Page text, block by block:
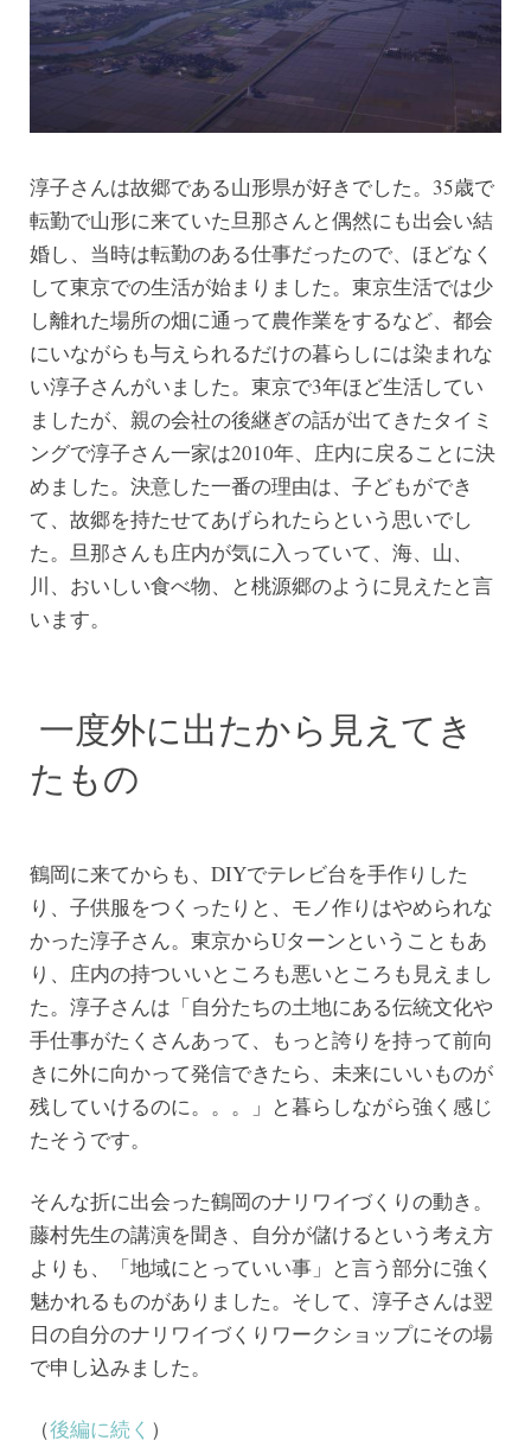
淳子さんは故郷である山形県が好きでした。35歳で
転勤で山形に来ていた旦那さんと偶然にも出会い結
婚し、当時は転勤のある仕事だったので、ほどなく
して東京での生活が始まりました。東京生活では少
し離れた場所の畑に通って農作業をするなど、都会
にいながらも与えられるだけの暮らしには染まれな
い淳子さんがいました。東京で3年ほど生活してい
ましたが、親の会社の後継ぎの話が出てきたタイミ
ングで淳子さん一家は2010年、庄内に戻ることに決
めました。決意した一番の理由は、子どもができ
て、故郷を持たせてあげられたらという思いでし
た。旦那さんも庄内が気に入っていて、海、山、
川、おいしい食べ物、と桃源郷のように見えたと言
います。
一度外に出たから見えてき
たもの
鶴岡に来てからも、DIYでテレビ台を手作りした
り、子供服をつくったりと、モノ作りはやめられな
かった淳子さん。東京からUターンということもあ
り、庄内の持ついいところも悪いところも見えまし
た。淳子さんは「自分たちの土地にある伝統文化や
手仕事がたくさんあって、もっと誇りを持って前向
きに外に向かって発信できたら、未来にいいものが
残していけるのに。。。」と暮らしながら強く感じ
たそうです。
そんな折に出会った鶴岡のナリワイづくりの動き。
藤村先生の講演を聞き、自分が儲けるという考え方
よりも、「地域にとっていい事」と言う部分に強く
魅かれるものがありました。そして、淳子さんは翌
日の自分のナリワイづくりワークショップにその場
で申し込みました。
（後編に続く ）